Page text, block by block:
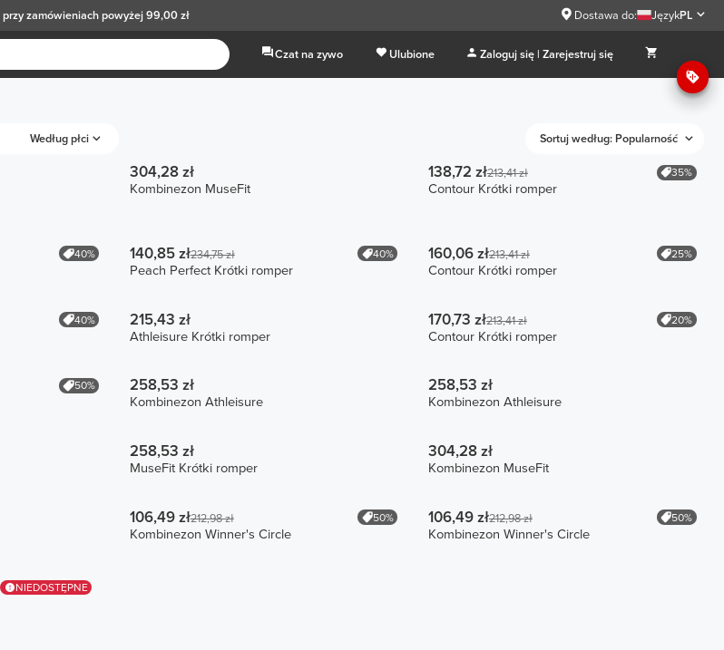
przy zamówieniach powyżej 99,00 zł Dostawa do: JęzykPL
Czat na zywo Ulubione Zaloguj się | Zarejestruj się
Według płci Sortuj według: Popularność
304,28 zł
Kombinezon MuseFit
138,72 zł213,41 zł 35%
Contour Krótki romper
40% 140,85 zł234,75 zł 40%
Peach Perfect Krótki romper
160,06 zł213,41 zł 25%
Contour Krótki romper
40% 215,43 zł
Athleisure Krótki romper
170,73 zł213,41 zł 20%
Contour Krótki romper
50% 258,53 zł
Kombinezon Athleisure
258,53 zł
Kombinezon Athleisure
258,53 zł
MuseFit Krótki romper
304,28 zł
Kombinezon MuseFit
106,49 zł212,98 zł 50%
Kombinezon Winner's Circle
106,49 zł212,98 zł 50%
Kombinezon Winner's Circle
NIEDOSTĘPNE